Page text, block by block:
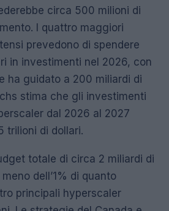
circa 500 milioni di
I quattro maggiori
prevedono di spendere
in investimenti nel 2026, con
ha guidato a 200 miliardi di
stima che gli investimenti
dal 2026 al 2027
trilioni di dollari.
totale di circa 2 miliardi di
dell’1% di quanto
principali hyperscaler